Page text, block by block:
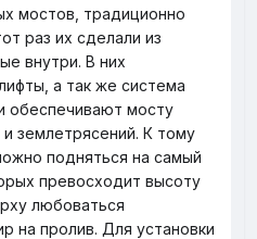
мостов, традиционно
раз их сделали из
внутри. В них
а так же система
обеспечивают мосту
землетрясений. К тому
подняться на самый
превосходит высоту
любоваться
на пролив. Для установки